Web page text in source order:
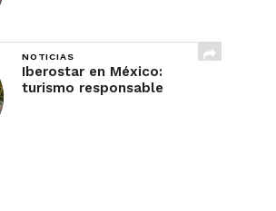
NOTICIAS
Iberostar en México:
turismo responsable